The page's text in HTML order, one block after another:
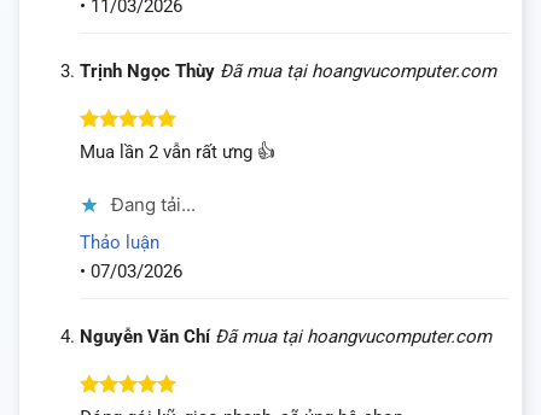
• 11/03/2026
Trịnh Ngọc Thùy Đã mua tại hoangvucomputer.com
Được xếp
Mua lần 2 vẫn rất ưng 👍
Đang tải...
Thảo luận
• 07/03/2026
Nguyễn Văn Chí Đã mua tại hoangvucomputer.com